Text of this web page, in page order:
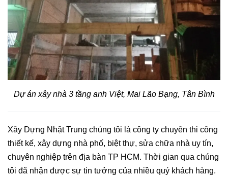
Dự án xây nhà 3 tầng anh Việt, Mai Lão Bạng, Tân Bình
Xây Dựng Nhật Trung chúng tôi là công ty chuyên thi công
thiết kế, xây dựng nhà phố, biệt thự, sửa chữa nhà uy tín,
chuyên nghiệp trên địa bàn TP HCM. Thời gian qua chúng
tôi đã nhận được sự tin tưởng của nhiều quý khách hàng.